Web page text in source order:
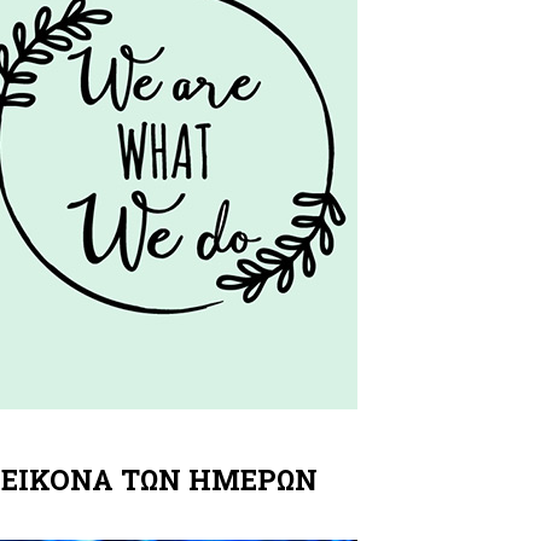
ΤΩΝ ΗΜΕΡΩΝ